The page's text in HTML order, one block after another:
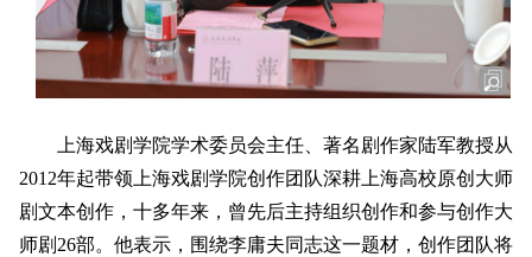
上海戏剧学院学术委员会主任、著名剧作家陆军教授从
2012年起带领上海戏剧学院创作团队深耕上海高校原创大师
剧文本创作，十多年来，曾先后主持组织创作和参与创作大
师剧26部。他表示，围绕李庸夫同志这一题材，创作团队将